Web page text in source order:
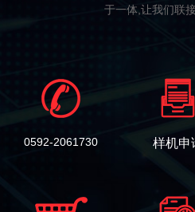
于一体,让我们联
0592-2061730 样机申